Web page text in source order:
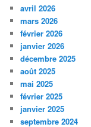
avril 2026
mars 2026
février 2026
janvier 2026
décembre 2025
août 2025
mai 2025
février 2025
janvier 2025
septembre 2024